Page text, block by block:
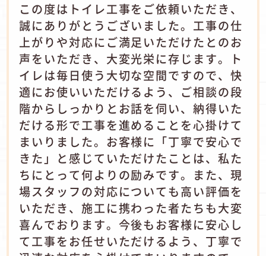
この度はトイレ工事をご依頼いただき、
誠にありがとうございました。工事の仕
上がりや対応にご満足いただけたとのお
声をいただき、大変光栄に存じます。ト
イレは毎日使う大切な空間ですので、快
適にお使いいただけるよう、ご相談の段
階からしっかりとお話を伺い、納得いた
だける形で工事を進めることを心掛けて
まいりました。お客様に「丁寧で安心で
きた」と感じていただけたことは、私た
ちにとって何よりの励みです。また、現
場スタッフの対応についても高い評価を
いただき、施工に携わった者たちも大変
喜んでおります。今後もお客様に安心し
て工事をお任せいただけるよう、丁寧で